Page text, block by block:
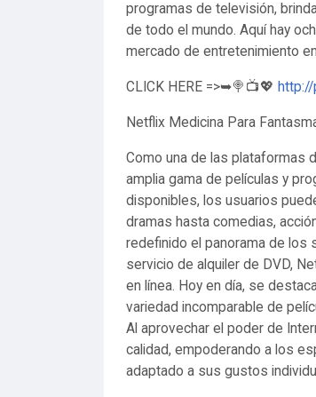
programas de televisión,
de todo el mundo. Aquí hay
mercado de entretenimiento
CLICK HERE =>➥🍭📺💖
Netflix Medicina Para
Como una de las plataformas
amplia gama de películas y
disponibles, los usuarios
dramas hasta comedias,
redefinido el panorama de los
servicio de alquiler de DVD,
en línea. Hoy en día, se
variedad incomparable de
Al aprovechar el poder de
calidad, empoderando a los
adaptado a sus gustos